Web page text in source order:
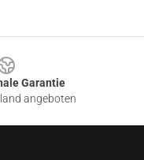
Garantie
angeboten